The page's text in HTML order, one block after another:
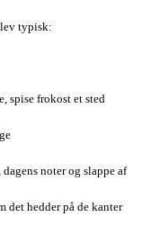
typisk:
frokost et sted
noter og slappe af
hedder på de kanter